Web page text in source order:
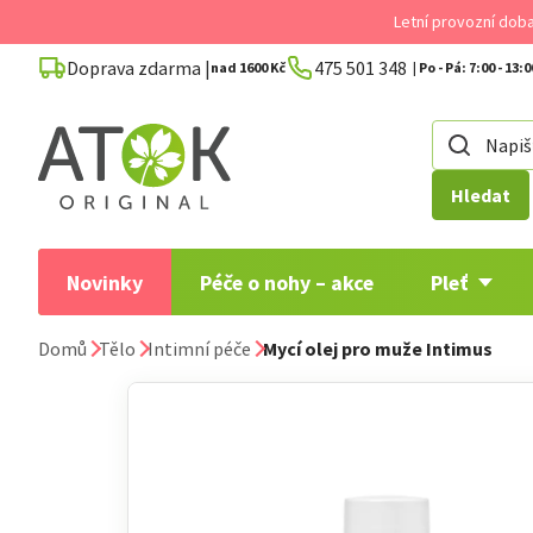
na
obsah
Letní provozní
Doprava zdarma | nad 1600 Kč 475 501 348
Hledat
Novinky Péče o nohy – akce Pleť
Domů Tělo Intimní péče Mycí olej pro muže Intimus